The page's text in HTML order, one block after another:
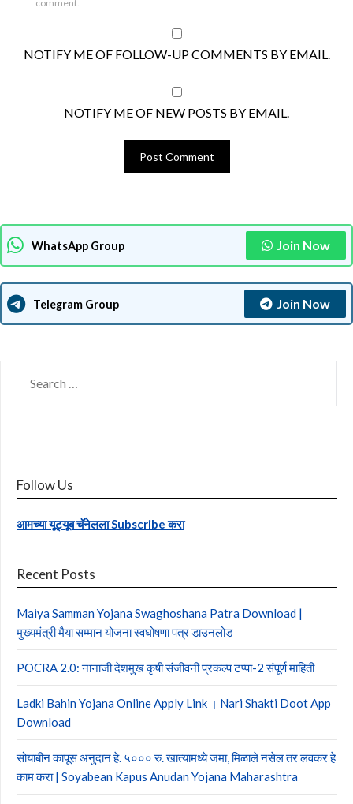
comment.
NOTIFY ME OF FOLLOW-UP COMMENTS BY EMAIL.
NOTIFY ME OF NEW POSTS BY EMAIL.
WhatsApp Group Join Now
Telegram Group Join Now
FOR:
Follow Us
आमच्या यूट्यूब चॅनेलला Subscribe करा
Recent Posts
Maiya Samman Yojana Swaghoshana Patra Download |
मुख्यमंत्री मैया सम्मान योजना स्वघोषणा पत्र डाउनलोड
POCRA 2.0: नानाजी देशमुख कृषी संजीवनी प्रकल्प टप्पा-2 संपूर्ण माहिती
Ladki Bahin Yojana Online Apply Link । Nari Shakti Doot App
Download
सोयाबीन कापूस अनुदान हे. ५००० रु. खात्यामध्ये जमा, मिळाले नसेल तर लवकर हे
काम करा | Soyabean Kapus Anudan Yojana Maharashtra